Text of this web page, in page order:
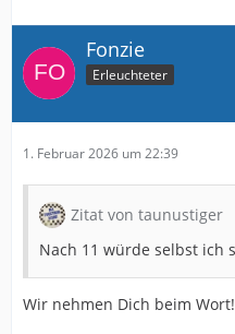
Fonzie
Erleuchteter
1. Februar 2026 um 22:39
Zitat von taunustiger
Nach 11 würde selbst ich
Wir nehmen Dich beim Wort!